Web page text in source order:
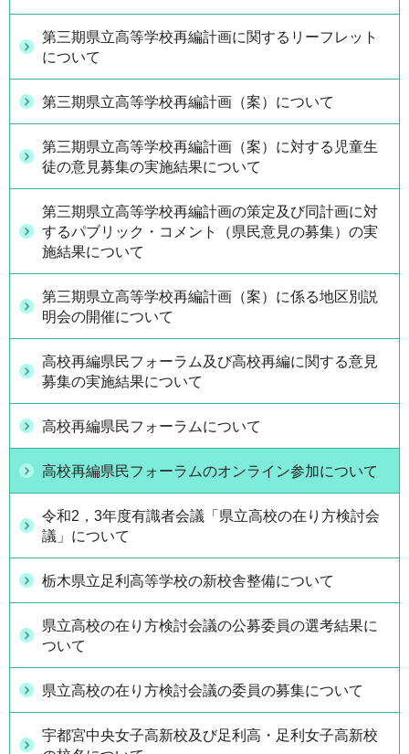
第三期県立高等学校再編計画に関するリーフレット
について
第三期県立高等学校再編計画（案）について
第三期県立高等学校再編計画（案）に対する児童生
徒の意見募集の実施結果について
第三期県立高等学校再編計画の策定及び同計画に対
するパブリック・コメント（県民意見の募集）の実
施結果について
第三期県立高等学校再編計画（案）に係る地区別説
明会の開催について
高校再編県民フォーラム及び高校再編に関する意見
募集の実施結果について
高校再編県民フォーラムについて
高校再編県民フォーラムのオンライン参加について
令和2，3年度有識者会議「県立高校の在り方検討会
議」について
栃木県立足利高等学校の新校舎整備について
県立高校の在り方検討会議の公募委員の選考結果に
ついて
県立高校の在り方検討会議の委員の募集について
宇都宮中央女子高新校及び足利高・足利女子高新校